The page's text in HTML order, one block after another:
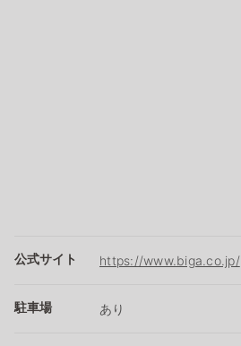
公式サイト https://www.biga.co.jp/
駐車場 あり